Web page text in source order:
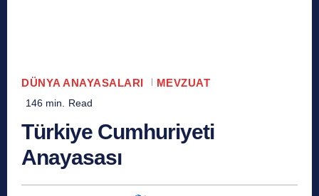
DÜNYA ANAYASALARI MEVZUAT
146 min. Read
Türkiye Cumhuriyeti
Anayasası